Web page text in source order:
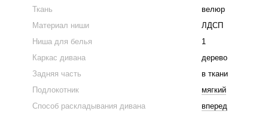
Ткань
велюр
Материал ниши
ЛДСП
Ниша для белья
1
Каркас дивана
дерево
Задняя часть
в ткани
Подлокотник
мягкий
Способ раскладывания дивана
вперед